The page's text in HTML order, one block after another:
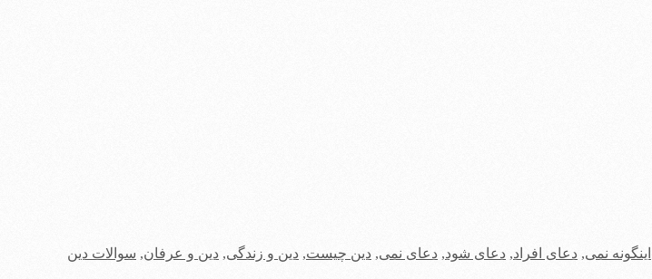
اینگونه نمی, دعای افراد, دعای شود, دعای نمی, دین چیست, دین و زندگی, دین و عرفان, سوالات دین